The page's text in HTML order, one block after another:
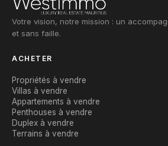
Votre vision, notre mission : un
et sans faille.
ACHETER
Propriétés à vendre
Villas à vendre
Appartements à vendre
Penthouses à vendre
Duplex à vendre
Terrains à vendre